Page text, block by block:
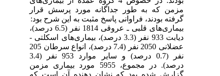
مزمن که به طور جداگانه مورد پرسش قرار
گرفته بودند، فراوانی پاسخ مثبت به این شرح بود:
بیماری‌های قلبی ـ عروقی 1814 نفر (6.5 درصد)،
دیابت 933 نفر (3.3 درصد)، بیماری‌های اسکلتی -
عضلانی 2050 نفر (7.4 درصد)، انواع سرطان 205
نفر (0.7 درصد) و سایر موارد 953 نفر (3.4
درصد). در مجموع، 5955 مورد بیماری مزمن